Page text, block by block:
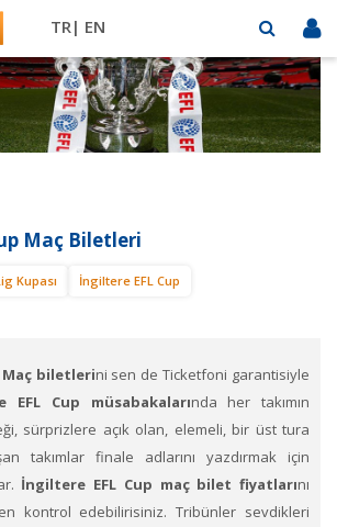
TR| EN
Maç Biletleri
Kupası İngiltere EFL Cup
Maç biletlerini sen de Ticketfoni garantisiyle
EFL Cup müsabakalarında her takımın
sürprizlere açık olan, elemeli, bir üst tura
takımlar finale adlarını yazdırmak için
İngiltere EFL Cup maç bilet fiyatlarını
kontrol edebilirisiniz. Tribünler sevdikleri